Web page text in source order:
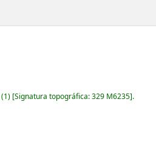
(1) Signatura topográfica:329 M6235 .